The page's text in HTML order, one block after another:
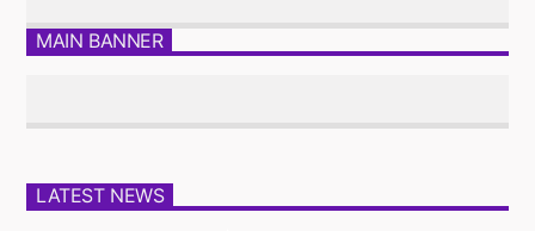
MAIN BANNER
LATEST NEWS